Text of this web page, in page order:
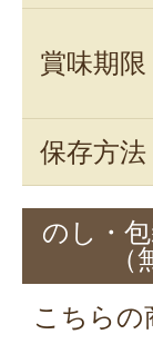
賞味期限
保存方法
のし・
（
こちら